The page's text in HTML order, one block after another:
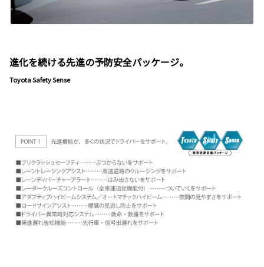
進化を続ける先進の予防安全パッケージ。
Toyota Safety Sense